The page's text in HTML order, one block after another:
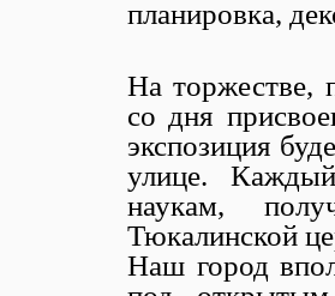
планировка,
На торжестве,
со дня
экспозиция
улице.
наукам,
Тюкалинской
Наш город